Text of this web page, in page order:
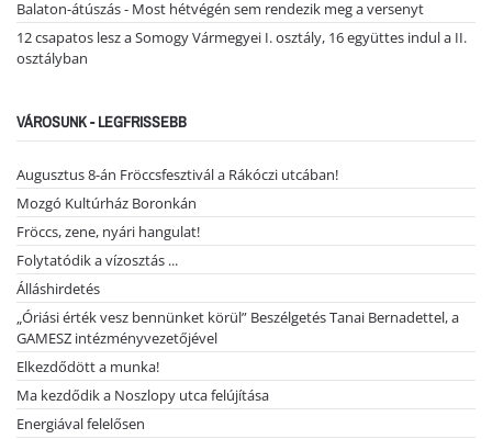
Balaton-átúszás - Most hétvégén sem rendezik meg a versenyt
12 csapatos lesz a Somogy Vármegyei I. osztály, 16 együttes indul a II.
osztályban
VÁROSUNK - LEGFRISSEBB
Augusztus 8-án Fröccsfesztivál a Rákóczi utcában!
Mozgó Kultúrház Boronkán
Fröccs, zene, nyári hangulat!
Folytatódik a vízosztás ...
Álláshirdetés
„Óriási érték vesz bennünket körül” Beszélgetés Tanai Bernadettel, a
GAMESZ intézményvezetőjével
Elkezdődött a munka!
Ma kezdődik a Noszlopy utca felújítása
Energiával felelősen